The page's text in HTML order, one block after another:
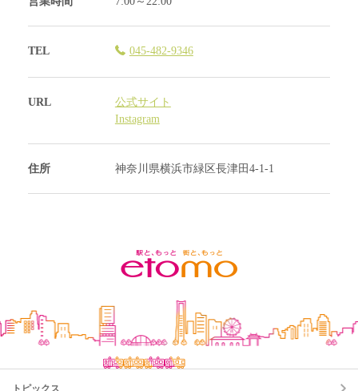
TEL 045-482-9346
URL
公式サイト
Instagram
住所 神奈川県横浜市緑区長津田4-1-1
トピックス